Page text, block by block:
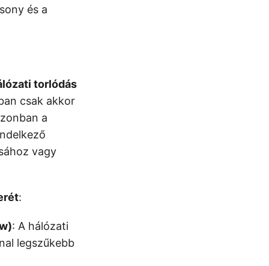
és a
torlódás
csak akkor
a
vagy
:
: A hálózati
legszűkebb